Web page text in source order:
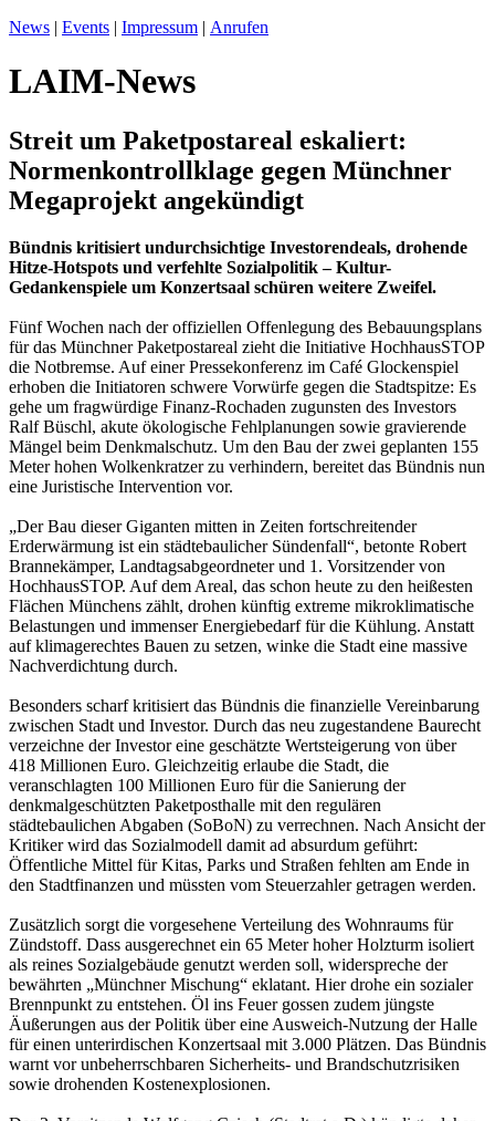
News | Events | Impressum | Anrufen
LAIM-News
Streit um Paketpostareal eskaliert:
Normenkontrollklage gegen Münchner
Megaprojekt angekündigt
Bündnis kritisiert undurchsichtige Investorendeals, drohende
Hitze-Hotspots und verfehlte Sozialpolitik – Kultur-
Gedankenspiele um Konzertsaal schüren weitere Zweifel.
Fünf Wochen nach der offiziellen Offenlegung des Bebauungsplans
für das Münchner Paketpostareal zieht die Initiative HochhausSTOP
die Notbremse. Auf einer Pressekonferenz im Café Glockenspiel
erhoben die Initiatoren schwere Vorwürfe gegen die Stadtspitze: Es
gehe um fragwürdige Finanz-Rochaden zugunsten des Investors
Ralf Büschl, akute ökologische Fehlplanungen sowie gravierende
Mängel beim Denkmalschutz. Um den Bau der zwei geplanten 155
Meter hohen Wolkenkratzer zu verhindern, bereitet das Bündnis nun
eine Juristische Intervention vor.
„Der Bau dieser Giganten mitten in Zeiten fortschreitender
Erderwärmung ist ein städtebaulicher Sündenfall“, betonte Robert
Brannekämper, Landtagsabgeordneter und 1. Vorsitzender von
HochhausSTOP. Auf dem Areal, das schon heute zu den heißesten
Flächen Münchens zählt, drohen künftig extreme mikroklimatische
Belastungen und immenser Energiebedarf für die Kühlung. Anstatt
auf klimagerechtes Bauen zu setzen, winke die Stadt eine massive
Nachverdichtung durch.
Besonders scharf kritisiert das Bündnis die finanzielle Vereinbarung
zwischen Stadt und Investor. Durch das neu zugestandene Baurecht
verzeichne der Investor eine geschätzte Wertsteigerung von über
418 Millionen Euro. Gleichzeitig erlaube die Stadt, die
veranschlagten 100 Millionen Euro für die Sanierung der
denkmalgeschützten Paketposthalle mit den regulären
städtebaulichen Abgaben (SoBoN) zu verrechnen. Nach Ansicht der
Kritiker wird das Sozialmodell damit ad absurdum geführt:
Öffentliche Mittel für Kitas, Parks und Straßen fehlten am Ende in
den Stadtfinanzen und müssten vom Steuerzahler getragen werden.
Zusätzlich sorgt die vorgesehene Verteilung des Wohnraums für
Zündstoff. Dass ausgerechnet ein 65 Meter hoher Holzturm isoliert
als reines Sozialgebäude genutzt werden soll, widerspreche der
bewährten „Münchner Mischung“ eklatant. Hier drohe ein sozialer
Brennpunkt zu entstehen. Öl ins Feuer gossen zudem jüngste
Äußerungen aus der Politik über eine Ausweich-Nutzung der Halle
für einen unterirdischen Konzertsaal mit 3.000 Plätzen. Das Bündnis
warnt vor unbeherrschbaren Sicherheits- und Brandschutzrisiken
sowie drohenden Kostenexplosionen.